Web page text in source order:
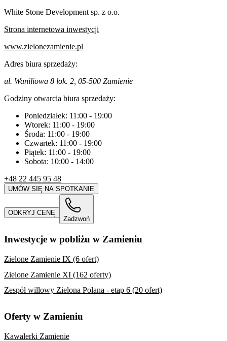
White Stone Development sp. z o.o.
Strona internetowa inwestycji
www.zielonezamienie.pl
Adres biura sprzedaży:
ul. Waniliowa 8 lok. 2, 05-500 Zamienie
Godziny otwarcia biura sprzedaży:
Poniedziałek: 11:00 - 19:00
Wtorek: 11:00 - 19:00
Środa: 11:00 - 19:00
Czwartek: 11:00 - 19:00
Piątek: 11:00 - 19:00
Sobota: 10:00 - 14:00
+48 22 445 95 48
UMÓW SIĘ NA SPOTKANIE
ODKRYJ CENĘ
Zadzwoń
Inwestycje w pobliżu w Zamieniu
Zielone Zamienie IX (6 ofert)
Zielone Zamienie XI (162 oferty)
Zespół willowy Zielona Polana - etap 6 (20 ofert)
Oferty w Zamieniu
Kawalerki Zamienie